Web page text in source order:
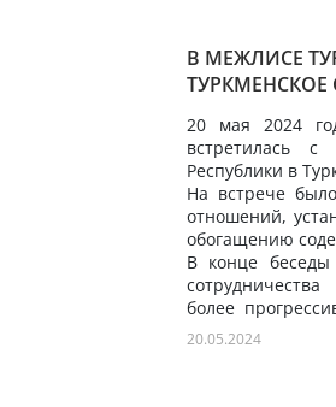
В МЕЖЛИСЕ
ТУРКМЕНСКОЕ
20 мая 2024
встретилась
Республики в
На встрече
отношений,
обогащению
В конце беседы
более
странами в
20.05.2024